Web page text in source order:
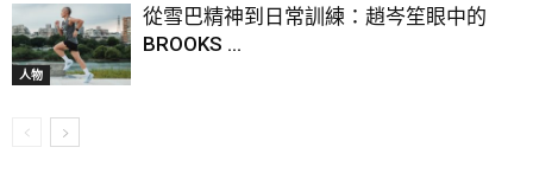
人物
從雪巴精神到日常訓練：趙岑笙眼中的
BROOKS ...